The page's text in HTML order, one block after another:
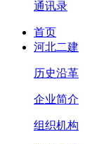
通讯录
首页
河北二建
历史沿革
企业简介
组织机构